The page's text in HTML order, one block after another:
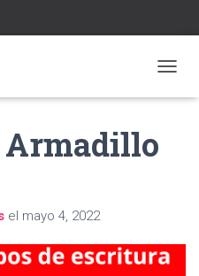
el mayo 4, 2022